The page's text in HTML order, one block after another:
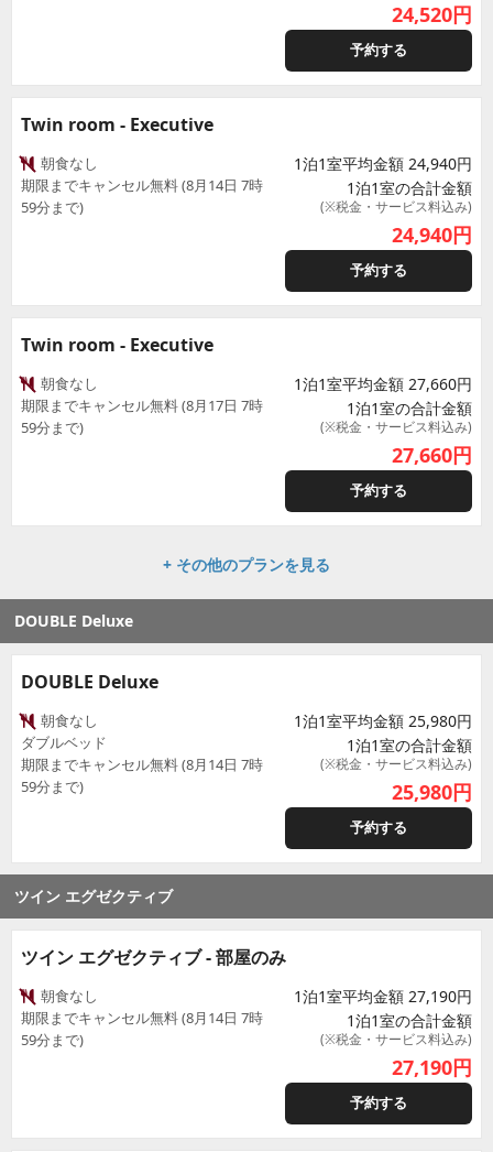
24,520円
予約する
Twin room - Executive
朝食なし
期限までキャンセル無料 (8月14日 7時
59分まで)
1泊1室平均金額 24,940円
1泊1室の合計金額
(※税金・サービス料込み)
24,940円
予約する
Twin room - Executive
朝食なし
期限までキャンセル無料 (8月17日 7時
59分まで)
1泊1室平均金額 27,660円
1泊1室の合計金額
(※税金・サービス料込み)
27,660円
予約する
+ その他のプランを見る
DOUBLE Deluxe
DOUBLE Deluxe
朝食なし
ダブルベッド
期限までキャンセル無料 (8月14日 7時
59分まで)
1泊1室平均金額 25,980円
1泊1室の合計金額
(※税金・サービス料込み)
25,980円
予約する
ツイン エグゼクティブ
ツイン エグゼクティブ - 部屋のみ
朝食なし
期限までキャンセル無料 (8月14日 7時
59分まで)
1泊1室平均金額 27,190円
1泊1室の合計金額
(※税金・サービス料込み)
27,190円
予約する